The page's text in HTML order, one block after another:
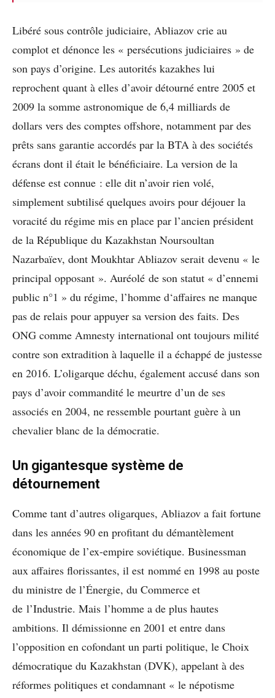
Libéré sous contrôle judiciaire, Abliazov crie au
complot et dénonce les « persécutions judiciaires » de
son pays d’origine. Les autorités kazakhes lui
reprochent quant à elles d’avoir détourné entre 2005 et
2009 la somme astronomique de 6,4 milliards de
dollars vers des comptes offshore, notamment par des
prêts sans garantie accordés par la BTA à des sociétés
écrans dont il était le bénéficiaire. La version de la
défense est connue : elle dit n’avoir rien volé,
simplement subtilisé quelques avoirs pour déjouer la
voracité du régime mis en place par l’ancien président
de la République du Kazakhstan Noursoultan
Nazarbaïev, dont Moukhtar Abliazov serait devenu « le
principal opposant ». Auréolé de son statut « d’ennemi
public n°1 » du régime, l’homme d‘affaires ne manque
pas de relais pour appuyer sa version des faits. Des
ONG comme Amnesty international ont toujours milité
contre son extradition à laquelle il a échappé de justesse
en 2016. L’oligarque déchu, également accusé dans son
pays d’avoir commandité le meurtre d’un de ses
associés en 2004, ne ressemble pourtant guère à un
chevalier blanc de la démocratie.
Un gigantesque système de
détournement
Comme tant d’autres oligarques, Abliazov a fait fortune
dans les années 90 en profitant du démantèlement
économique de l’ex-empire soviétique. Businessman
aux affaires florissantes, il est nommé en 1998 au poste
du ministre de l’Énergie, du Commerce et
de l’Industrie. Mais l’homme a de plus hautes
ambitions. Il démissionne en 2001 et entre dans
l’opposition en cofondant un parti politique, le Choix
démocratique du Kazakhstan (DVK), appelant à des
réformes politiques et condamnant « le népotisme